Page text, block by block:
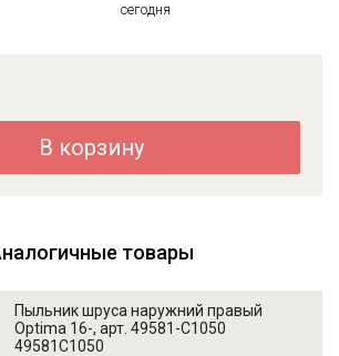
сегодня
В корзину
товары
Пыльник шруса наружний правый
Optima 16-, арт. 49581-C1050
49581C1050